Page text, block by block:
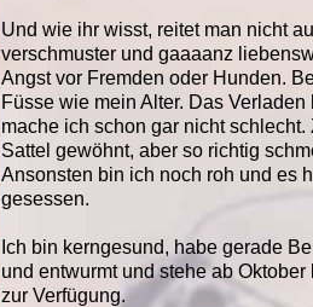
Und wie ihr wisst, reitet man nicht
verschmuster und gaaaanz
Angst vor Fremden oder Hunden.
Füsse wie mein Alter. Das
mache ich schon gar nicht
Sattel gewöhnt, aber so richtig
Ansonsten bin ich noch roh und es
gesessen.
Ich bin kerngesund, habe gerade
und entwurmt und stehe ab
zur Verfügung.